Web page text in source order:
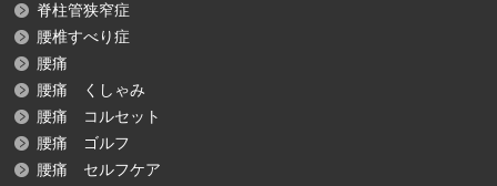
脊柱管狭窄症
腰椎すべり症
腰痛
腰痛 くしゃみ
腰痛 コルセット
腰痛 ゴルフ
腰痛 セルフケア